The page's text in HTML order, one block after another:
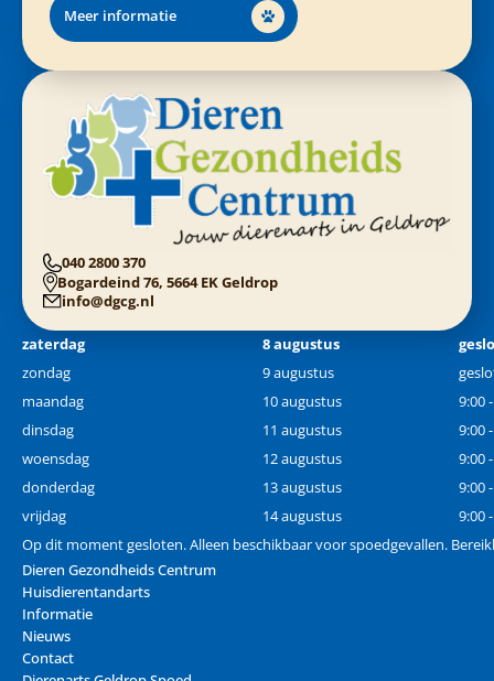
Meer informatie
040 2800 370
Bogardeind 76, 5664 EK Geldrop
info@dgcg.nl
zaterdag 8 augustus
zondag
9 augustus
maandag
10 augustus
9:00
dinsdag
11 augustus
9:00
woensdag
12 augustus
9:00
donderdag
13 augustus
9:00
vrijdag
14 augustus
9:00
Op dit moment gesloten. Alleen beschikbaar voor spoedgevallen.
Dieren Gezondheids Centrum
Huisdierentandarts
Informatie
Nieuws
Contact